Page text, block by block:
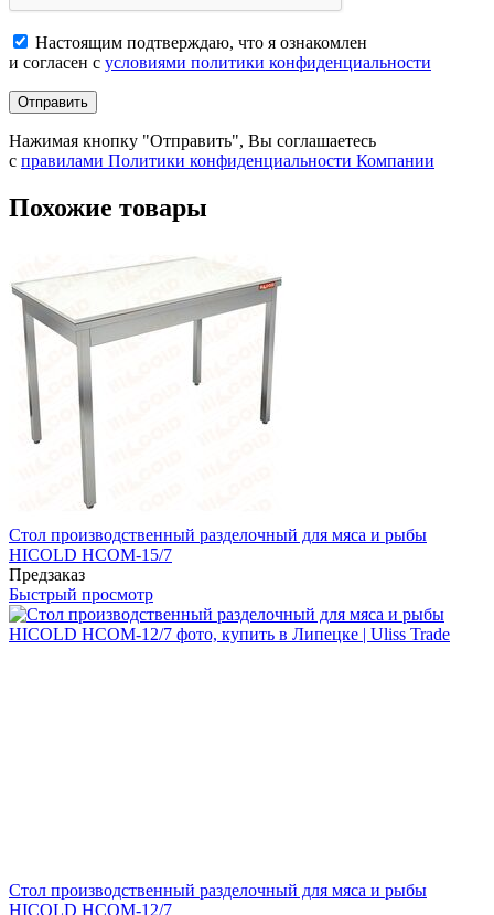
Настоящим подтверждаю, что я ознакомлен
и согласен с условиями политики конфиденциальности
Отправить
Нажимая кнопку "Отправить", Вы соглашаетесь
с правилами Политики конфиденциальности Компании
Похожие товары
Стол производственный разделочный для мяса и рыбы
HICOLD НСОМ-15/7
Предзаказ
Быстрый просмотр
Стол производственный разделочный для мяса и рыбы
HICOLD НСОМ-12/7